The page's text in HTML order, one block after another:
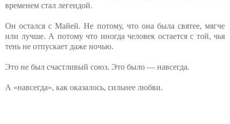
временем стал легендой.
Он остался с Майей. Не потому, что она была святее, мягче
или лучше. А потому что иногда человек остается с той, чья
тень не отпускает даже ночью.
Это не был счастливый союз. Это было — навсегда.
А «навсегда», как оказалось, сильнее любви.